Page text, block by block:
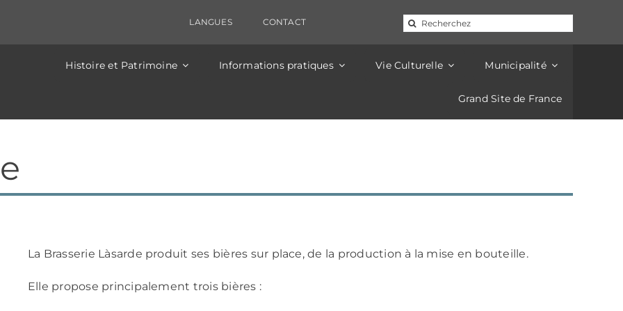
sera fermée entre Clamouse et St-Guilhem de 14h à 16h.
LANGUES CONTACT Rechercher:
Histoire et Patrimoine Informations pratiques Vie Culturelle Municipalité
Grand Site de France
La Brasserie Làsarde produit ses bières sur place, de la production à la mise en bouteille.
Elle propose principalement trois bières :